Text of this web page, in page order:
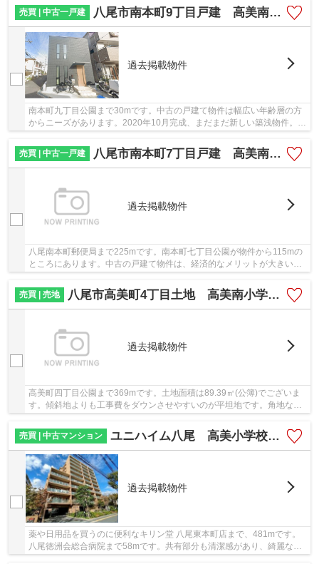
売買 | 中古一戸建
八尾市南本町9丁目戸建 高美南小学校区 ＪＲ八尾駅
過去掲載物件
南本町九丁目公園まで30mです。中古の戸建て物件は幅広い年齢層の方
からニーズがあります。2020年10月完成、まだまだ新しい築浅物件。安
売買 | 中古一戸建
八尾市南本町7丁目戸建 高美南小学校区 JR八尾駅
過去掲載物件
八尾南本町郵便局まで225mです。南本町七丁目公園が物件から115mの
ところにあります。中古の戸建て物件は、経済的なメリットが大きいの
売買 | 売地
八尾市高美町4丁目土地 高美南小学校区 JR八尾駅
過去掲載物件
高美町四丁目公園まで369mです。土地面積は89.39㎡(公簿)でございま
す。傾斜地よりも工事費をダウンさせやすいのが平坦地です。角地なの
売買 | 中古マンション
ユニハイム八尾 高美小学校区 近鉄八尾駅
過去掲載物件
薬や日用品を買うのに便利なキリン堂 八尾東本町店まで、481mです。
八尾徳洲会総合病院まで58mです。共有部分も清潔感があり、綺麗な中
古マンションです。快適な地上10階建ての物件。...